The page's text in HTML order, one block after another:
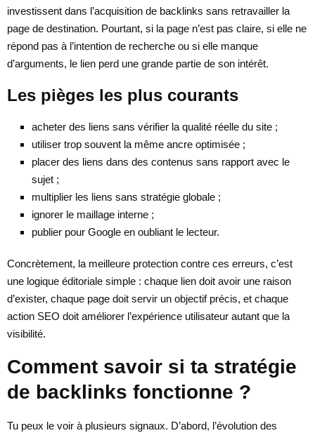
investissent dans l’acquisition de backlinks sans retravailler la
page de destination. Pourtant, si la page n’est pas claire, si elle ne
répond pas à l’intention de recherche ou si elle manque
d’arguments, le lien perd une grande partie de son intérêt.
Les pièges les plus courants
acheter des liens sans vérifier la qualité réelle du site ;
utiliser trop souvent la même ancre optimisée ;
placer des liens dans des contenus sans rapport avec le
sujet ;
multiplier les liens sans stratégie globale ;
ignorer le maillage interne ;
publier pour Google en oubliant le lecteur.
Concrètement, la meilleure protection contre ces erreurs, c’est
une logique éditoriale simple : chaque lien doit avoir une raison
d’exister, chaque page doit servir un objectif précis, et chaque
action SEO doit améliorer l’expérience utilisateur autant que la
visibilité.
Comment savoir si ta stratégie
de backlinks fonctionne ?
Tu peux le voir à plusieurs signaux. D’abord, l’évolution des